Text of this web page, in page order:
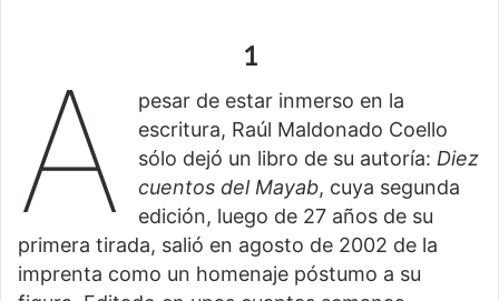
1
A
pesar de estar inmerso en la
escritura, Raúl Maldonado Coello
sólo dejó un libro de su autoría: Diez
cuentos del Mayab, cuya segunda
edición, luego de 27 años de su
primera tirada, salió en agosto de 2002 de la
imprenta como un homenaje póstumo a su